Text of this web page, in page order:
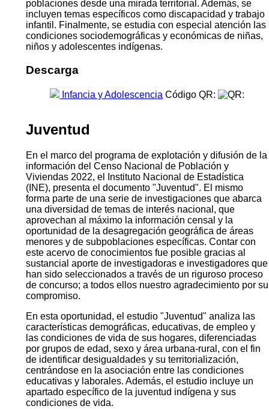
poblaciones desde una mirada territorial. Además, se
incluyen temas específicos como discapacidad y trabajo
infantil. Finalmente, se estudia con especial atención las
condiciones sociodemográficas y económicas de niñas,
niños y adolescentes indígenas.
Descarga
Infancia y Adolescencia Código QR:
Juventud
En el marco del programa de explotación y difusión de la
información del Censo Nacional de Población y
Viviendas 2022, el Instituto Nacional de Estadística
(INE), presenta el documento "Juventud". El mismo
forma parte de una serie de investigaciones que abarca
una diversidad de temas de interés nacional, que
aprovechan al máximo la información censal y la
oportunidad de la desagregación geográfica de áreas
menores y de subpoblaciones específicas. Contar con
este acervo de conocimientos fue posible gracias al
sustancial aporte de investigadoras e investigadores que
han sido seleccionados a través de un riguroso proceso
de concurso; a todos ellos nuestro agradecimiento por su
compromiso.
En esta oportunidad, el estudio "Juventud" analiza las
características demográficas, educativas, de empleo y
las condiciones de vida de sus hogares, diferenciadas
por grupos de edad, sexo y área urbana-rural, con el fin
de identificar desigualdades y su territorialización,
centrándose en la asociación entre las condiciones
educativas y laborales. Además, el estudio incluye un
apartado específico de la juventud indígena y sus
condiciones de vida.